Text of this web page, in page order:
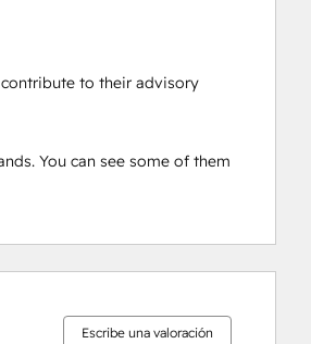
to their advisory
You can see some of them
Escribe una valoración